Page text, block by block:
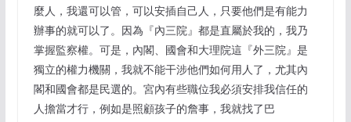
麼人，我還可以管，可以安插自己人，只要他們是有能力
辦事的就可以了。因為『內三院』都是直屬於我的，我乃
掌握監察權。可是，內閣、國會和大理院這『外三院』是
獨立的權力機關，我就不能干涉他們如何用人了，尤其內
閣和國會都是民選的。宮內有些職位我必須安排我信任的
人擔當才行，例如是照顧孩子的詹事，我就找了巴